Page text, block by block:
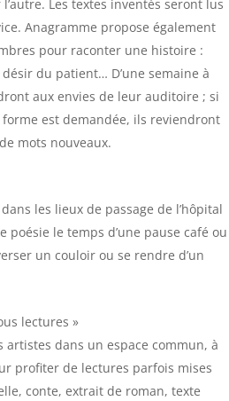
Les textes inventés seront lus
Anagramme propose également
pour raconter une histoire :
du patient… D’une semaine à
aux envies de leur auditoire ; si
est demandée, ils reviendront
mots nouveaux.
les lieux de passage de l’hôpital
le temps d’une pause café ou
un couloir ou se rendre d’un
lectures »
dans un espace commun, à
profiter de lectures parfois mises
conte, extrait de roman, texte